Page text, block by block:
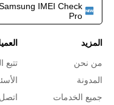
IMEI Check
Pro
المزيد
من نحن
المدونة
جميع الخدمات
تتبع
اتصل